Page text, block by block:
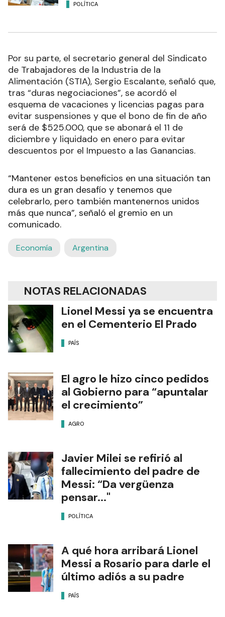
POLÍTICA
Por su parte, el secretario general del Sindicato
de Trabajadores de la Industria de la
Alimentación (STIA), Sergio Escalante, señaló que,
tras “duras negociaciones”, se acordó el
esquema de vacaciones y licencias pagas para
evitar suspensiones y que el bono de fin de año
será de $525.000, que se abonará el 11 de
diciembre y liquidado en enero para evitar
descuentos por el Impuesto a las Ganancias.
“Mantener estos beneficios en una situación tan
dura es un gran desafío y tenemos que
celebrarlo, pero también mantenernos unidos
más que nunca”, señaló el gremio en un
comunicado.
Economía Argentina
NOTAS RELACIONADAS
Lionel Messi ya se encuentra
en el Cementerio El Prado
PAÍS
El agro le hizo cinco pedidos
al Gobierno para “apuntalar
el crecimiento”
AGRO
Javier Milei se refirió al
fallecimiento del padre de
Messi: “Da vergüenza
pensar..."
POLÍTICA
A qué hora arribará Lionel
Messi a Rosario para darle el
último adiós a su padre
PAÍS